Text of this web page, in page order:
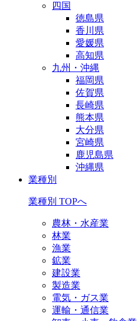
四国
徳島県
香川県
愛媛県
高知県
九州・沖縄
福岡県
佐賀県
長崎県
熊本県
大分県
宮崎県
鹿児島県
沖縄県
業種別
業種別 TOPへ
農林・水産業
林業
漁業
鉱業
建設業
製造業
電気・ガス業
運輸・通信業